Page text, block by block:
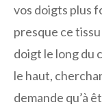
vos doigts plus
presque ce
doigt le long du
le haut,
demande qu’à